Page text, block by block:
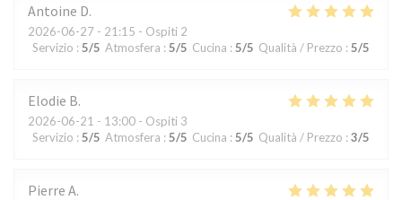
Antoine D
2026-06-27 - 21:15 - Ospiti 2
Servizio : 5/5 Atmosfera : 5/5 Cucina : 5/5 Qualità / Prezzo : 5/5
Elodie B
2026-06-21 - 13:00 - Ospiti 3
Servizio : 5/5 Atmosfera : 5/5 Cucina : 5/5 Qualità / Prezzo : 3/5
Pierre A